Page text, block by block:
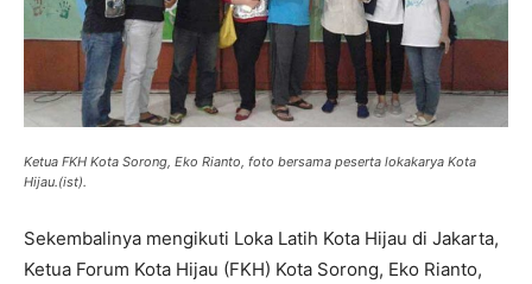
Ketua FKH Kota Sorong, Eko Rianto, foto bersama peserta lokakarya Kota
Hijau.(ist).
Sekembalinya mengikuti Loka Latih Kota Hijau di Jakarta,
Ketua Forum Kota Hijau (FKH) Kota Sorong, Eko Rianto,